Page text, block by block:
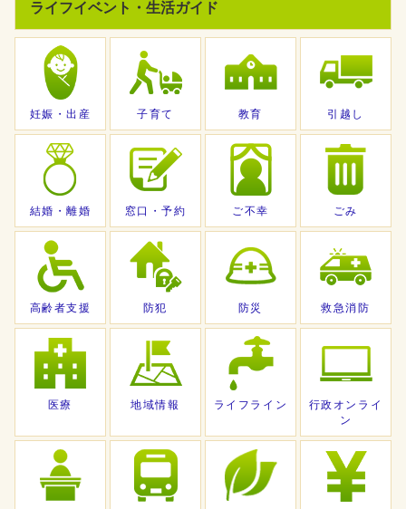
ライフイベント・生活ガイド
妊娠・出産 子育て 教育 引越し
結婚・離婚 窓口・予約 ご不幸 ごみ
高齢者支援 防犯 防災 救急消防
医療 地域情報 ライフライン
行政オンライ
ン